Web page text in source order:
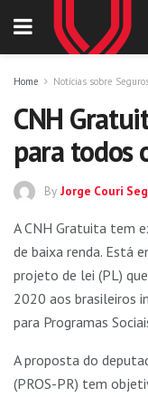
Home Notícias sobre
CNH
para todos
By Jorge Couri
A CNH Gratuita tem
de baixa renda. Está
projeto de lei (PL)
2020 aos brasileiros
para Programas
A proposta do
(PROS-PR) tem